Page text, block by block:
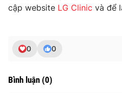
cập website LG Clinic và để
0 0
Bình luận (0)